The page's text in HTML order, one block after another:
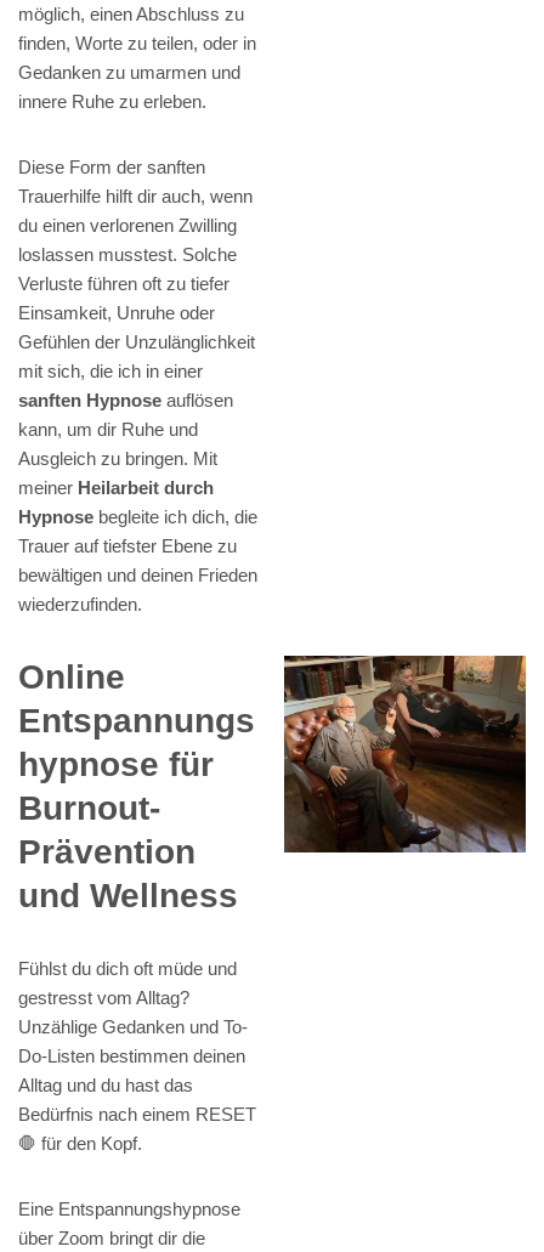
möglich, einen Abschluss zu
finden, Worte zu teilen, oder in
Gedanken zu umarmen und
innere Ruhe zu erleben.
Diese Form der sanften
Trauerhilfe hilft dir auch, wenn
du einen verlorenen Zwilling
loslassen musstest. Solche
Verluste führen oft zu tiefer
Einsamkeit, Unruhe oder
Gefühlen der Unzulänglichkeit
mit sich, die ich in einer
sanften Hypnose auflösen
kann, um dir Ruhe und
Ausgleich zu bringen. Mit
meiner Heilarbeit durch
Hypnose begleite ich dich, die
Trauer auf tiefster Ebene zu
bewältigen und deinen Frieden
wiederzufinden.
Online
Entspannungs
hypnose für
Burnout-
Prävention
und Wellness
Fühlst du dich oft müde und
gestresst vom Alltag?
Unzählige Gedanken und To-
Do-Listen bestimmen deinen
Alltag und du hast das
Bedürfnis nach einem RESET
🛑 für den Kopf.
Eine Entspannungshypnose
über Zoom bringt dir die